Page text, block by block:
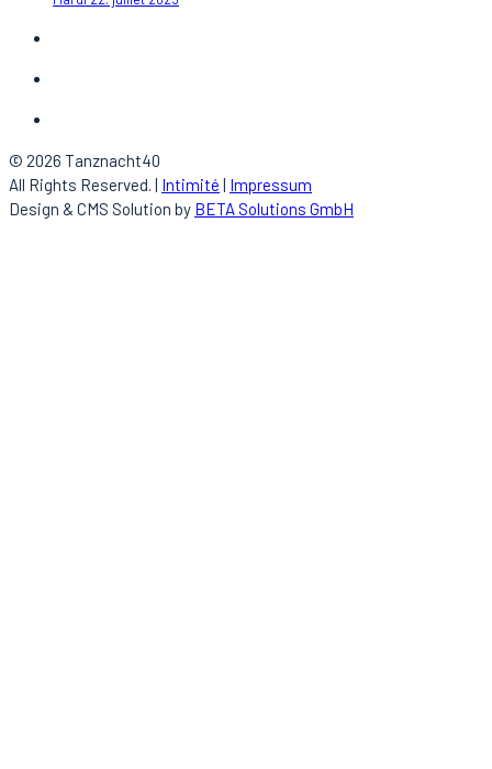
© 2026 Tanznacht40
All Rights Reserved. | Intimité
Impressum
Design & CMS Solution by BETA Solutions GmbH